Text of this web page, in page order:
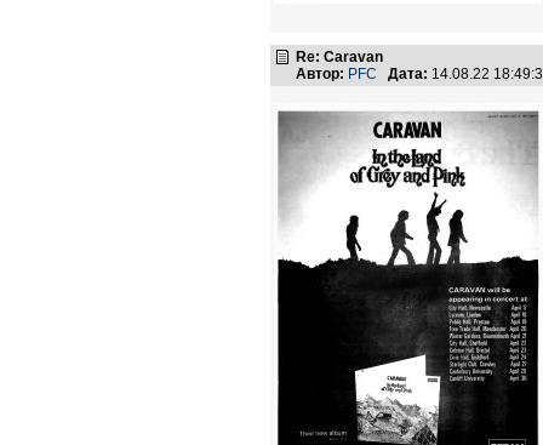
Re: Caravan
Автор: PFC Дата: 14.08.22